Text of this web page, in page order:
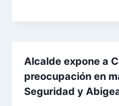
Alcalde expone a
preocupación en
Seguridad y